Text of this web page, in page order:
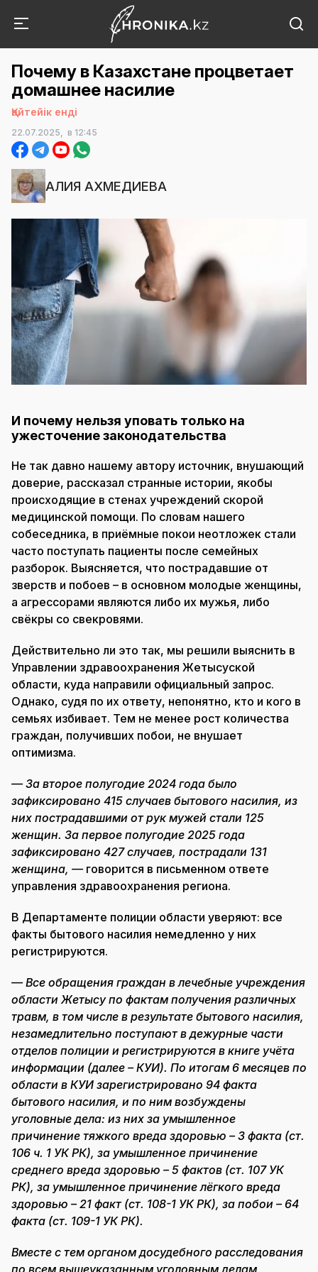
Почему в Казахстане процветает
домашнее насилие
Қайтейік енді
22.07.2025, в 12:45
АЛИЯ АХМЕДИЕВА
И почему нельзя уповать только на
ужесточение законодательства
Не так давно нашему автору источник, внушающий
доверие, рассказал странные истории, якобы
происходящие в стенах учреждений скорой
медицинской помощи. По словам нашего
собеседника, в приёмные покои неотложек стали
часто поступать пациенты после семейных
разборок. Выясняется, что пострадавшие от
зверств и побоев – в основном молодые женщины,
а агрессорами являются либо их мужья, либо
свёкры со свекровями.
Действительно ли это так, мы решили выяснить в
Управлении здравоохранения Жетысуской
области, куда направили официальный запрос.
Однако, судя по их ответу, непонятно, кто и кого в
семьях избивает. Тем не менее рост количества
граждан, получивших побои, не внушает
оптимизма.
— За второе полугодие 2024 года было
зафиксировано 415 случаев бытового насилия, из
них пострадавшими от рук мужей стали 125
женщин. За первое полугодие 2025 года
зафиксировано 427 случаев, пострадали 131
женщина, —говорится в письменном ответе
управления здравоохранения региона.
В Департаменте полиции области уверяют: все
факты бытового насилия немедленно у них
регистрируются.
— Все обращения граждан в лечебные учреждения
области Жетысу по фактам получения различных
травм, в том числе в результате бытового насилия,
незамедлительно поступают в дежурные части
отделов полиции и регистрируются в книге учёта
информации (далее – КУИ). По итогам 6 месяцев по
области в КУИ зарегистрировано 94 факта
бытового насилия, и по ним возбуждены
уголовные дела: из них за умышленное
причинение тяжкого вреда здоровью – 3 факта (ст.
106 ч. 1 УК РК), за умышленное причинение
среднего вреда здоровью – 5 фактов (ст. 107 УК
РК), за умышленное причинение лёгкого вреда
здоровью – 21 факт (ст. 108-1 УК РК), за побои – 64
факта (ст. 109-1 УК РК).
Вместе с тем органом досудебного расследования